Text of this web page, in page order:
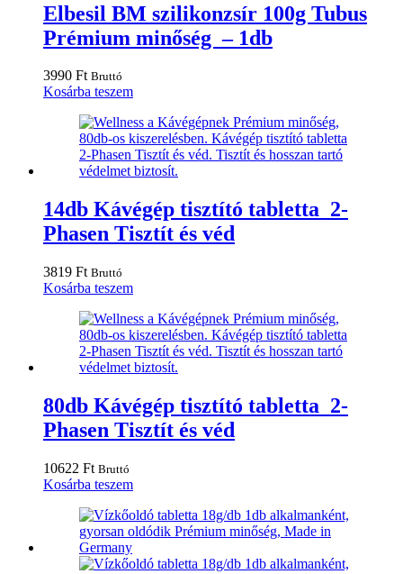
Elbesil BM szilikonzsír 100g Tubus
Prémium minőség – 1db
3990 Ft Bruttó
Kosárba teszem
14db Kávégép tisztító tabletta 2-
Phasen Tisztít és véd
3819 Ft Bruttó
Kosárba teszem
80db Kávégép tisztító tabletta 2-
Phasen Tisztít és véd
10622 Ft Bruttó
Kosárba teszem